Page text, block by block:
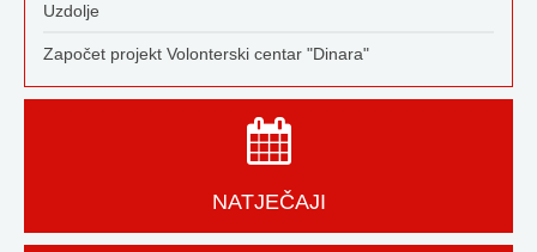
Uzdolje
Započet projekt Volonterski centar "Dinara"
NATJEČAJI